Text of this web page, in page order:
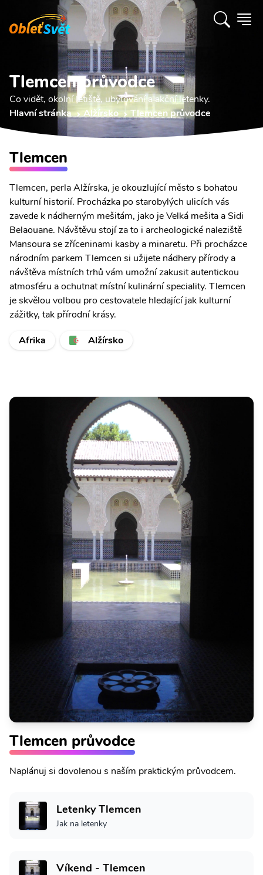
Tlemcen průvodce
Co vidět, okolní letiště, ubytování a akční letenky.
Hlavní stránka
Alžírsko Tlemcen průvodce
Tlemcen
Tlemcen, perla Alžírska, je okouzlující město s bohatou
kulturní historií. Procházka po starobylých ulicích vás
zavede k nádherným mešitám, jako je Velká mešita a Sidi
Belaouane. Návštěvu stojí za to i archeologické naleziště
Mansoura se zříceninami kasby a minaretu. Při procházce
národním parkem Tlemcen si užijete nádhery přírody a
návštěva místních trhů vám umožní zakusit autentickou
atmosféru a ochutnat místní kulinární speciality. Tlemcen
je skvělou volbou pro cestovatele hledající jak kulturní
zážitky, tak přírodní krásy.
Afrika
Alžírsko
Tlemcen průvodce
Naplánuj si dovolenou s naším praktickým průvodcem.
Letenky Tlemcen
Jak na letenky
Víkend - Tlemcen